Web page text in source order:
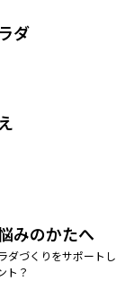
ダ
みのかたへ
ダづくりをサポートし
ト？